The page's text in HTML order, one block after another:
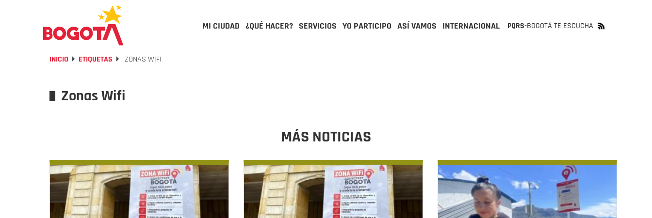
MI CIUDAD ¿QUÉ HACER? SERVICIOS YO PARTICIPO ASÍ VAMOS INTERNACIONAL PQRS-BOGOTÁ TE ESCUCHA
INICIO ETIQUETAS ZONAS WIFI
Zonas Wifi
MÁS NOTICIAS